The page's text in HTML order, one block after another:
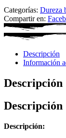
Categorías: Dureza
Compartir en:
Descripción
Información
Descripción
Descripción
Descripción: